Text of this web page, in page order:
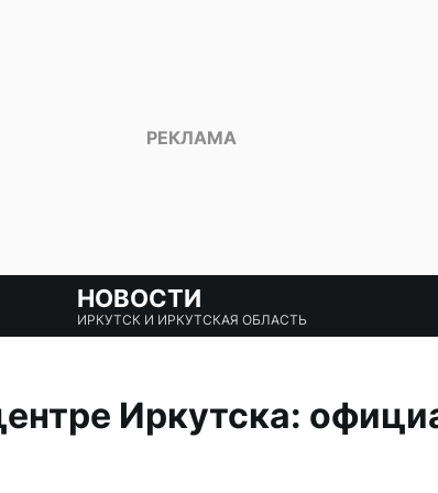
НОВОСТИ
ИРКУТСК И ИРКУТСКАЯ ОБЛАСТЬ
Иркутска: